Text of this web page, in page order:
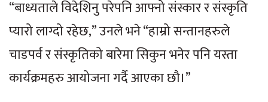
“बाध्यताले विदेशिनु परेपनि आफ्नो संस्कार र संस्कृति
प्यारो लाग्दो रहेछ,” उनले भने “हाम्रो सन्तानहरुले
चाडपर्व र संस्कृतिको बारेमा सिकुन भनेर पनि यस्ता
कार्यक्रमहरु आयोजना गर्दै आएका छौ।”